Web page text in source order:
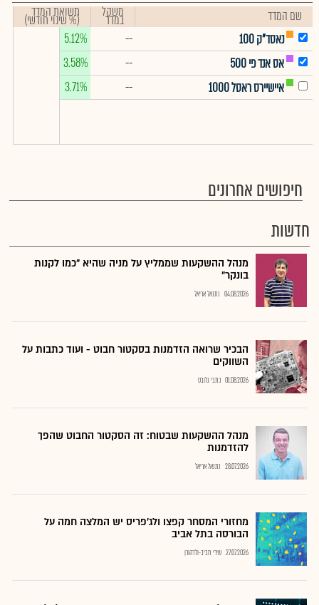
שם המדד משקל
במדד תשואת המדד
(% שינוי חודשי)
נאסד"ק 100
--
5.12%
אס אנד פי 500
--
3.58%
איישיירס ראסל 1000
--
3.71%
חיפושים אחרונים
חדשות
מנהל ההשקעות שממליץ על מניה שהיא "כמו לקנות
בונקר"
04.08.2026 נתנאל אריאל
הבכיר שרואה הזדמנות בסקטור חבוט - ועוד כתבות על
השווקים
01.08.2026 כתבי גלובס
מנהל ההשקעות שבטוח: זה הסקטור החבוט שהפך
להזדמנות
28.07.2026 נתנאל אריאל
מחזורי המסחר קפצו ולג'פריס יש המלצה חמה על
הבורסה בתל אביב
27.07.2026 שירי חביב-ולדהורן